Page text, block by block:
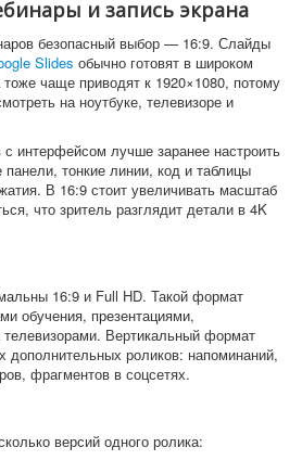
и запись экрана
безопасный выбор — 16:9. Слайды
Slides обычно готовят в широком
чаще приводят к 1920×1080, потому
на ноутбуке, телевизоре и
интерфейсом лучше заранее настроить
тонкие линии, код и таблицы
В 16:9 стоит увеличивать масштаб
что зритель разглядит детали в 4K
16:9 и Full HD. Такой формат
обучения, презентациями,
Вертикальный формат
дополнительных роликов: напоминаний,
фрагментов в соцсетях.
версий одного ролика: